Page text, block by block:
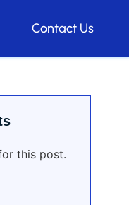
Contact Us
this post.